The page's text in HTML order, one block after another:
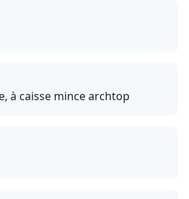
à caisse mince archtop